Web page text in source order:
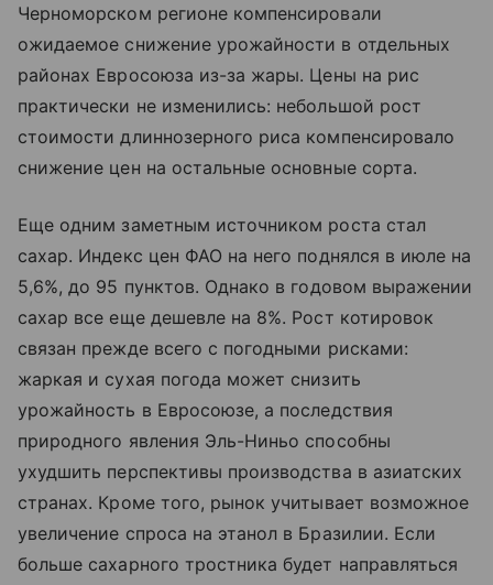
Черноморском регионе компенсировали
ожидаемое снижение урожайности в отдельных
районах Евросоюза из-за жары. Цены на рис
практически не изменились: небольшой рост
стоимости длиннозерного риса компенсировало
снижение цен на остальные основные сорта.
Еще одним заметным источником роста стал
сахар. Индекс цен ФАО на него поднялся в июле на
5,6%, до 95 пунктов. Однако в годовом выражении
сахар все еще дешевле на 8%. Рост котировок
связан прежде всего с погодными рисками:
жаркая и сухая погода может снизить
урожайность в Евросоюзе, а последствия
природного явления Эль-Ниньо способны
ухудшить перспективы производства в азиатских
странах. Кроме того, рынок учитывает возможное
увеличение спроса на этанол в Бразилии. Если
больше сахарного тростника будет направляться